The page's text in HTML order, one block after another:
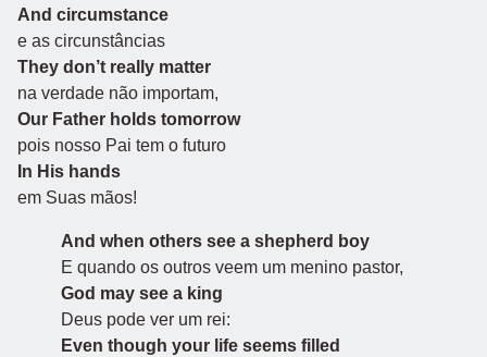
And circumstance
e as circunstâncias
They don’t really matter
na verdade não importam,
Our Father holds tomorrow
pois nosso Pai tem o futuro
In His hands
em Suas mãos!
And when others see a shepherd boy
E quando os outros veem um menino pastor,
God may see a king
Deus pode ver um rei:
Even though your life seems filled